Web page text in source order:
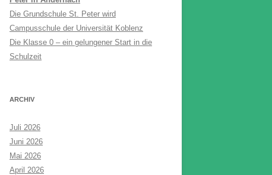
Die Grundschule St. Peter wird
Campusschule der Universität Koblenz
Die Klasse 0 – ein gelungener Start in die
Schulzeit
ARCHIV
Juli 2026
Juni 2026
Mai 2026
April 2026